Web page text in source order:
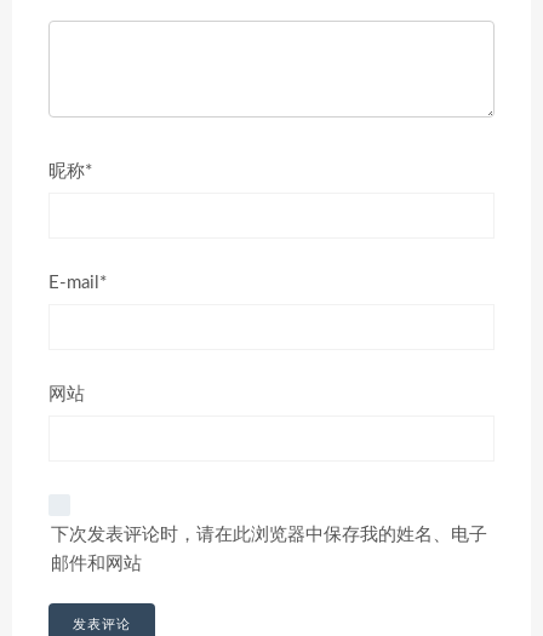
昵称*
E-mail*
网站
下次发表评论时，请在此浏览器中保存我的姓名、电子
邮件和网站